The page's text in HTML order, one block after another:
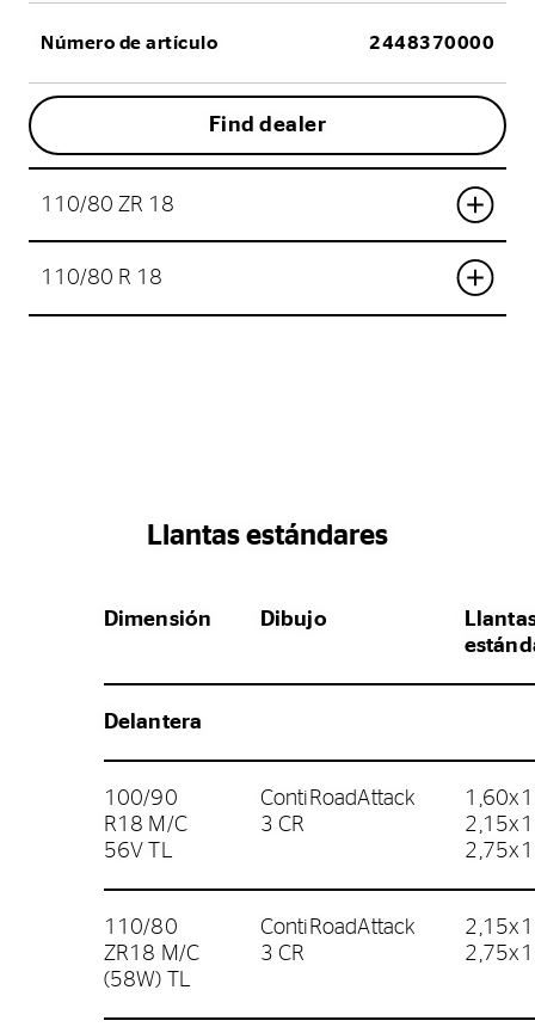
Número de artículo 2448370000
Find dealer
110/80 ZR 18
110/80 R 18
Llantas estándares
Dimensión Dibujo
Delantera
100/90
R18 M/C
56V TL
ContiRoadAttack
3 CR
110/80
ZR18 M/C
(58W) TL
ContiRoadAttack
3 CR